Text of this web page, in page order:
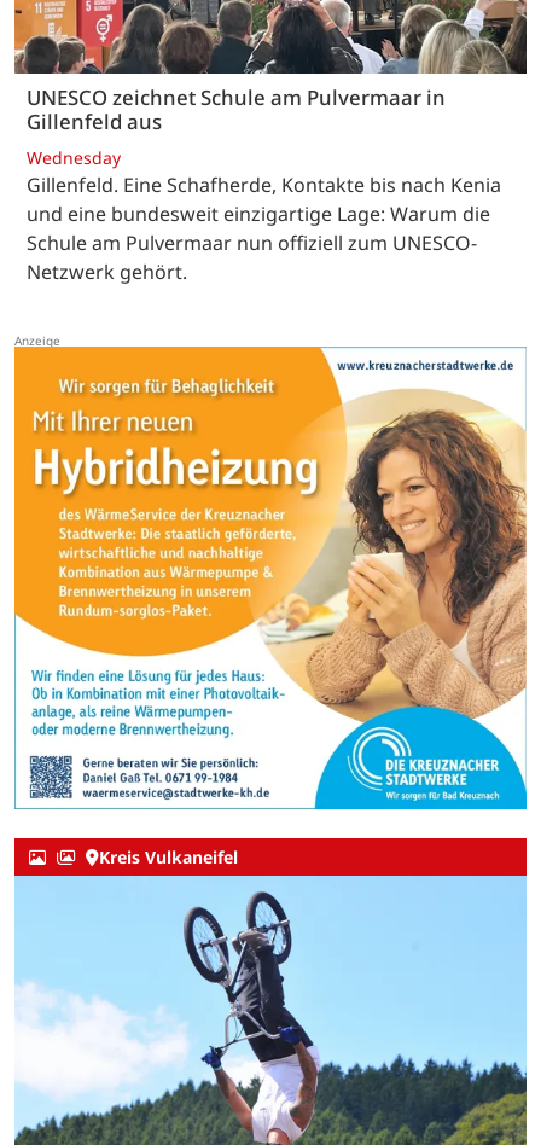
UNESCO zeichnet Schule am Pulvermaar in
Gillenfeld aus
Wednesday
Gillenfeld. Eine Schafherde, Kontakte bis nach Kenia
und eine bundesweit einzigartige Lage: Warum die
Schule am Pulvermaar nun offiziell zum UNESCO-
Netzwerk gehört.
Kreis Vulkaneifel